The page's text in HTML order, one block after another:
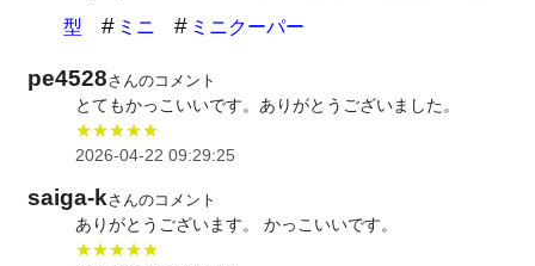
型
ミニ ミニクーパー
pe4528さんのコメント
とてもかっこいいです。ありがとうございました。
★★★★★
2026-04-22 09:29:25
saiga-kさんのコメント
ありがとうございます。 かっこいいです。
★★★★★